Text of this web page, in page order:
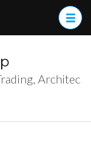
Architec